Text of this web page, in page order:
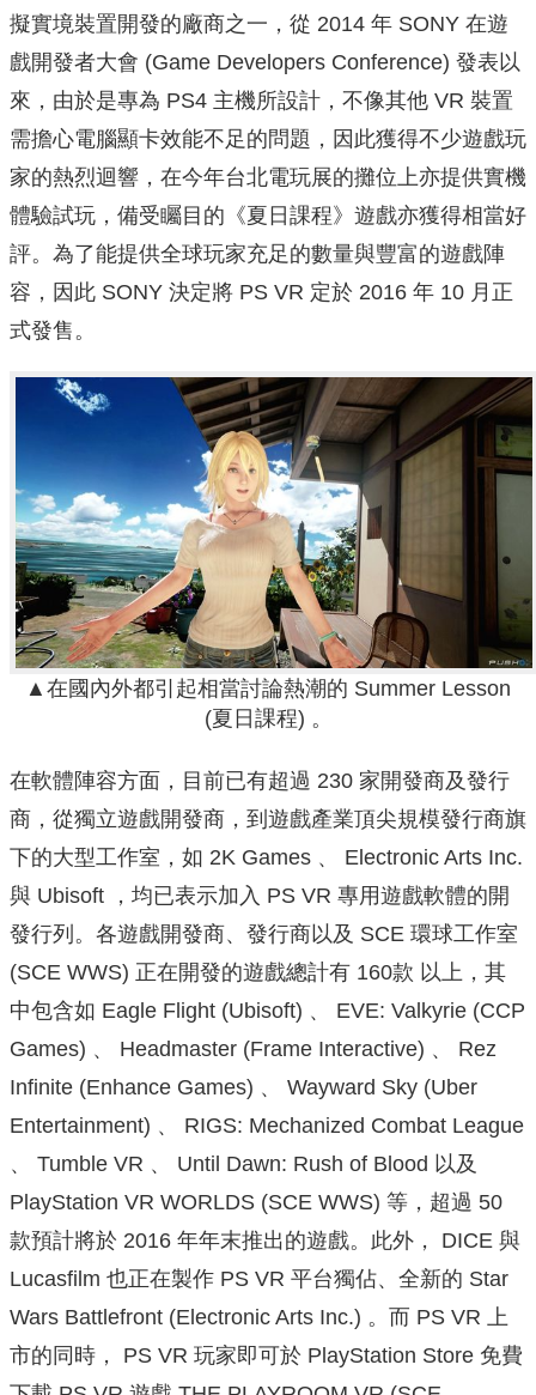
擬實境裝置開發的廠商之一，從 2014 年 SONY 在遊
戲開發者大會 (Game Developers Conference) 發表以
來，由於是專為 PS4 主機所設計，不像其他 VR 裝置
需擔心電腦顯卡效能不足的問題，因此獲得不少遊戲玩
家的熱烈迴響，在今年台北電玩展的攤位上亦提供實機
體驗試玩，備受矚目的《夏日課程》遊戲亦獲得相當好
評。為了能提供全球玩家充足的數量與豐富的遊戲陣
容，因此 SONY 決定將 PS VR 定於 2016 年 10 月正
式發售。
▲在國內外都引起相當討論熱潮的 Summer Lesson
(夏日課程) 。
在軟體陣容方面，目前已有超過 230 家開發商及發行
商，從獨立遊戲開發商，到遊戲產業頂尖規模發行商旗
下的大型工作室，如 2K Games 、 Electronic Arts Inc.
與 Ubisoft ，均已表示加入 PS VR 專用遊戲軟體的開
發行列。各遊戲開發商、發行商以及 SCE 環球工作室
(SCE WWS) 正在開發的遊戲總計有 160款 以上，其
中包含如 Eagle Flight (Ubisoft) 、 EVE: Valkyrie (CCP
Games) 、 Headmaster (Frame Interactive) 、 Rez
Infinite (Enhance Games) 、 Wayward Sky (Uber
Entertainment) 、 RIGS: Mechanized Combat League
、 Tumble VR 、 Until Dawn: Rush of Blood 以及
PlayStation VR WORLDS (SCE WWS) 等，超過 50
款預計將於 2016 年年末推出的遊戲。此外， DICE 與
Lucasfilm 也正在製作 PS VR 平台獨佔、全新的 Star
Wars Battlefront (Electronic Arts Inc.) 。而 PS VR 上
市的同時， PS VR 玩家即可於 PlayStation Store 免費